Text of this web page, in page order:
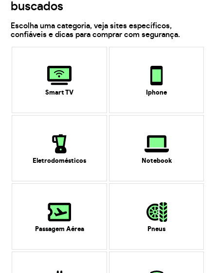
buscados
Escolha uma categoria, veja sites específicos,
confiáveis e dicas para comprar com segurança.
Smart TV Iphone
Eletrodomésticos Notebook
Passagem Aérea Pneus